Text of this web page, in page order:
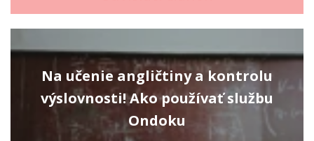
Na učenie angličtiny a kontrolu
výslovnosti! Ako používať službu
Ondoku